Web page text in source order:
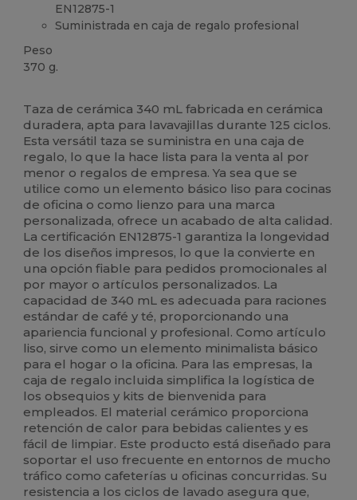
EN12875-1
Suministrada en caja de regalo profesional
Peso
370 g.
Taza de cerámica 340 mL fabricada en cerámica
duradera, apta para lavavajillas durante 125 ciclos.
Esta versátil taza se suministra en una caja de
regalo, lo que la hace lista para la venta al por
menor o regalos de empresa. Ya sea que se
utilice como un elemento básico liso para cocinas
de oficina o como lienzo para una marca
personalizada, ofrece un acabado de alta calidad.
La certificación EN12875-1 garantiza la longevidad
de los diseños impresos, lo que la convierte en
una opción fiable para pedidos promocionales al
por mayor o artículos personalizados. La
capacidad de 340 mL es adecuada para raciones
estándar de café y té, proporcionando una
apariencia funcional y profesional. Como artículo
liso, sirve como un elemento minimalista básico
para el hogar o la oficina. Para las empresas, la
caja de regalo incluida simplifica la logística de
los obsequios y kits de bienvenida para
empleados. El material cerámico proporciona
retención de calor para bebidas calientes y es
fácil de limpiar. Este producto está diseñado para
soportar el uso frecuente en entornos de mucho
tráfico como cafeterías u oficinas concurridas. Su
resistencia a los ciclos de lavado asegura que,